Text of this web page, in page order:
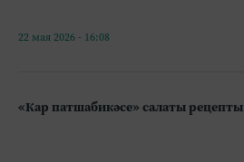
22 мая 2026 - 16:08
«Кар патшабикәсе» салаты рецепты